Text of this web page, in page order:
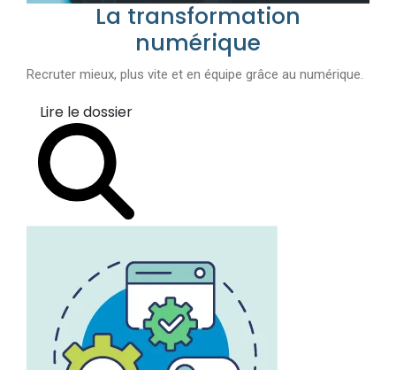
La transformation
numérique
Recruter mieux, plus vite et en équipe grâce au numérique.
Lire le dossier